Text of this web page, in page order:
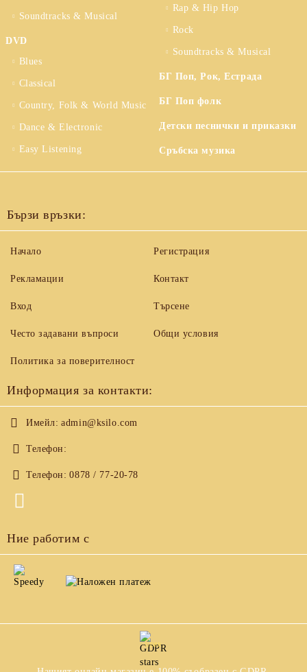
Soundtracks & Musical
DVD
Blues
Classical
Country, Folk & World Music
Dance & Electronic
Easy Listening
Rap & Hip Hop
Rock
Soundtracks & Musical
БГ Поп, Рок, Естрада
БГ Поп фолк
Детски песнички и приказки
Сръбска музика
Бързи връзки:
Начало
Рекламации
Вход
Често задавани въпроси
Регистрация
Контакт
Търсене
Общи условия
Политика за поверителност
Информация за контакти:
Имейл: admin@ksilo.com
Телефон:
Телефон: 0878 / 77-20-78
Ние работим с
GDPR